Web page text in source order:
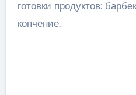
готовки продуктов:
копчение.